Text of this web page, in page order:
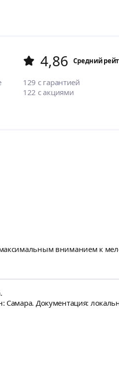
4,86 Cредний
129 с гарантией
122 с акциями
вниманием к
Документация: